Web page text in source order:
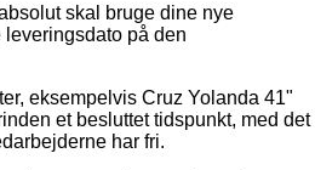
skal bruge dine nye
leveringsdato på den
eksempelvis Cruz Yolanda 41"
et besluttet tidspunkt, med det
har fri.